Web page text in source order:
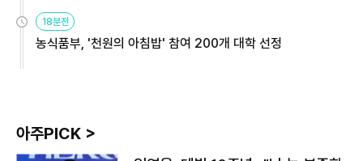
원
18분전
농식품부, '천원의 아침밥' 참여 200개 대학 선정
아주PICK >